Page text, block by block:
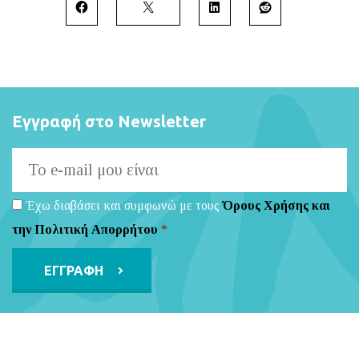
Εγγραφή στο Newsletter
Έχω διαβάσει και συμφωνώ με τουςΌρους Χρήσης και
την Πολιτική Απορρήτου *